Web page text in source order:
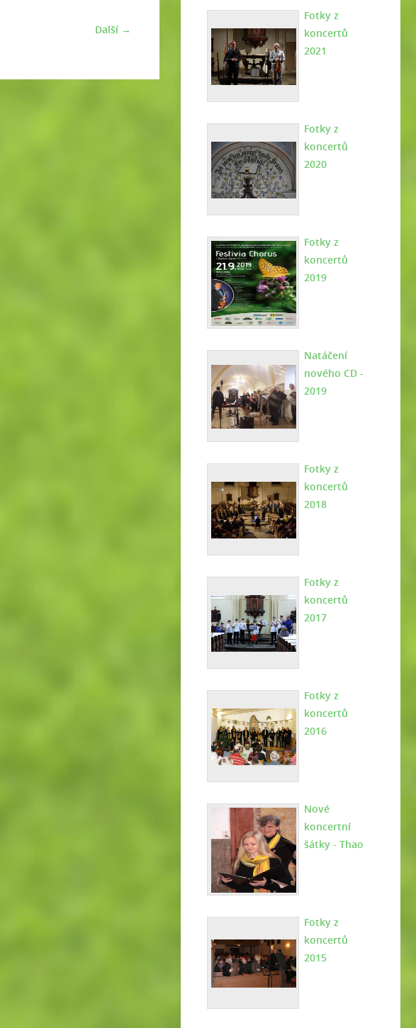
Další →
Fotky z
koncertů
2021
Fotky z
koncertů
2020
Fotky z
koncertů
2019
Natáčení
nového CD -
2019
Fotky z
koncertů
2018
Fotky z
koncertů
2017
Fotky z
koncertů
2016
Nové
koncertní
šátky - Thao
Fotky z
koncertů
2015